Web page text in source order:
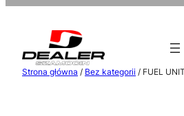
Strona główna / Bez kategorii / FUEL